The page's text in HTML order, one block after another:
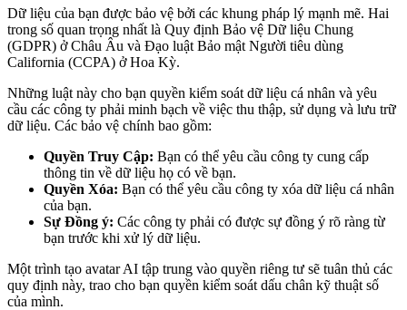
Dữ liệu của bạn được bảo vệ bởi các khung pháp lý mạnh mẽ. Hai
trong số quan trọng nhất là Quy định Bảo vệ Dữ liệu Chung
(GDPR) ở Châu Âu và Đạo luật Bảo mật Người tiêu dùng
California (CCPA) ở Hoa Kỳ.
Những luật này cho bạn quyền kiểm soát dữ liệu cá nhân và yêu
cầu các công ty phải minh bạch về việc thu thập, sử dụng và lưu trữ
dữ liệu. Các bảo vệ chính bao gồm:
Quyền Truy Cập: Bạn có thể yêu cầu công ty cung cấp
thông tin về dữ liệu họ có về bạn.
Quyền Xóa: Bạn có thể yêu cầu công ty xóa dữ liệu cá nhân
của bạn.
Sự Đồng ý: Các công ty phải có được sự đồng ý rõ ràng từ
bạn trước khi xử lý dữ liệu.
Một trình tạo avatar AI tập trung vào quyền riêng tư sẽ tuân thủ các
quy định này, trao cho bạn quyền kiểm soát dấu chân kỹ thuật số
của mình.